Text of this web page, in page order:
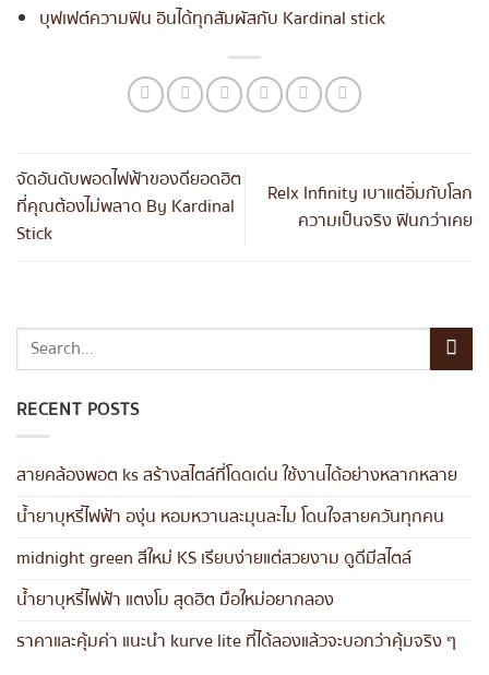
บุฟเฟต์ความฟิน อินได้ทุกสัมผัสกับ Kardinal stick
จัดอันดับพอดไฟฟ้าของดียอดฮิต
ที่คุณต้องไม่พลาด By Kardinal
Stick
Relx Infinity เบาแต่อิ่มกับโลก
ความเป็นจริง ฟินกว่าเคย
RECENT POSTS
สายคล้องพอต ks สร้างสไตล์ที่โดดเด่น ใช้งานได้อย่างหลากหลาย
น้ำยาบุหรี่ไฟฟ้า องุ่น หอมหวานละมุนละไม โดนใจสายควันทุกคน
midnight green สีใหม่ KS เรียบง่ายแต่สวยงาม ดูดีมีสไตล์
น้ำยาบุหรี่ไฟฟ้า แตงโม สุดฮิต มือใหม่อยากลอง
ราคาและคุ้มค่า แนะนำ kurve lite ที่ได้ลองแล้วจะบอกว่าคุ้มจริง ๆ